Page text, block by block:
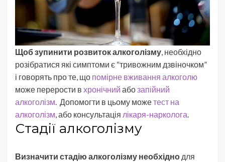
Щоб зупинити розвиток алкоголізму , необхідно
розібратися які симптоми є “тривожним дзвіночком”
і говорять про те, що помірне вживання алкоголю
може перерости в хронічний абозапійний
алкоголізм . Допомогти в цьому можетест на
алкоголізм , або консультація лікаря-нарколога
Стадії алкоголізму
Визначити стадію алкоголізму необхідно для